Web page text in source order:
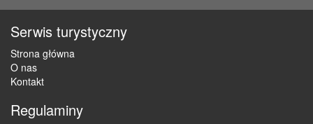
Serwis turystyczny
Strona główna
O nas
Kontakt
Regulaminy